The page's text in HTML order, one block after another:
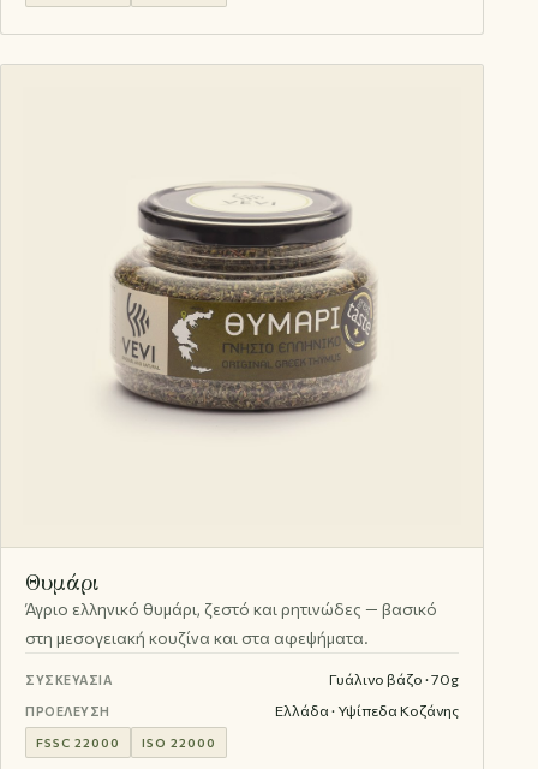
Θυμάρι
Άγριο ελληνικό θυμάρι, ζεστό και ρητινώδες — βασικό
στη μεσογειακή κουζίνα και στα αφεψήματα.
ΣΥΣΚΕΥΑΣΊΑ Γυάλινο βάζο · 70g
ΠΡΟΈΛΕΥΣΗ Ελλάδα · Υψίπεδα Κοζάνης
FSSC 22000 ISO 22000